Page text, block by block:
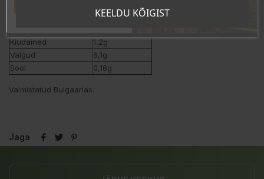
Süsivesikud
46g
Kiudained
1,2g
Valgud
6,1g
Sool
0,18g
Valmistatud Bulgaarias.
Jaga
KEELDU KÕIGIST